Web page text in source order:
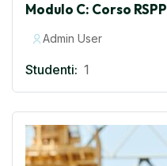
Modulo C: Corso RSPP
Admin User
Studenti: 1